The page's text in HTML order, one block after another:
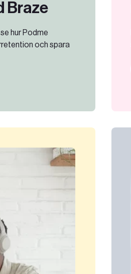
Braze
hur Podme
och spara